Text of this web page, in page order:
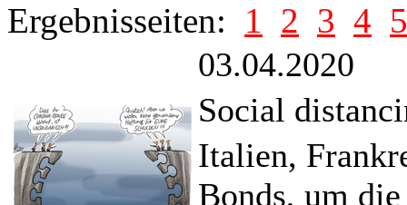
Ergebnisseiten: 1 2 3 4 5
03.04.2020
Social
Italien,
Bonds, um